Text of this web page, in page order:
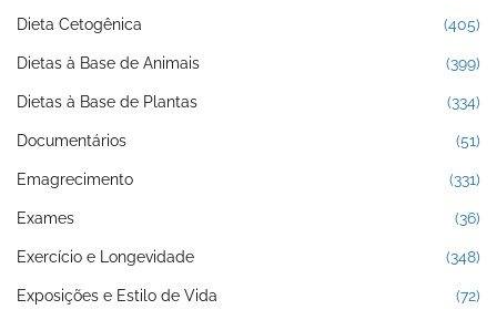
Dieta Cetogênica (405)
Dietas à Base de Animais (399)
Dietas à Base de Plantas (334)
Documentários (51)
Emagrecimento (331)
Exames (36)
Exercício e Longevidade (348)
Exposições e Estilo de Vida (72)